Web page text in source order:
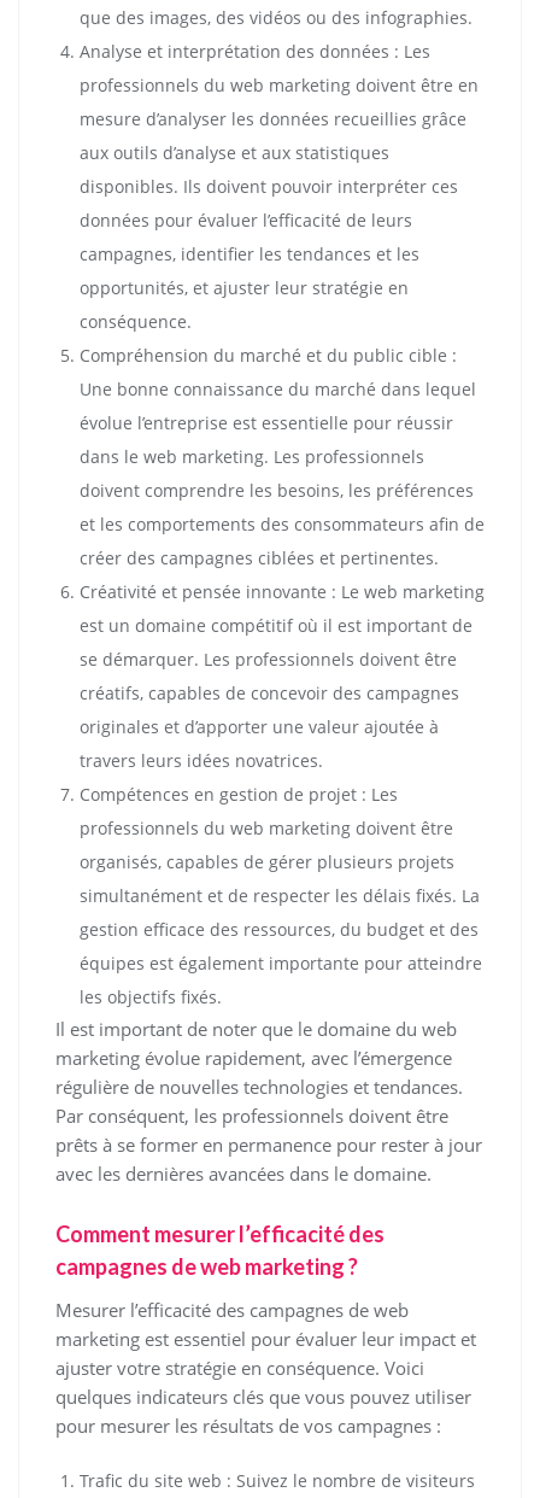
que des images, des vidéos ou des infographies.
Analyse et interprétation des données : Les
professionnels du web marketing doivent être en
mesure d’analyser les données recueillies grâce
aux outils d’analyse et aux statistiques
disponibles. Ils doivent pouvoir interpréter ces
données pour évaluer l’efficacité de leurs
campagnes, identifier les tendances et les
opportunités, et ajuster leur stratégie en
conséquence.
Compréhension du marché et du public cible :
Une bonne connaissance du marché dans lequel
évolue l’entreprise est essentielle pour réussir
dans le web marketing. Les professionnels
doivent comprendre les besoins, les préférences
et les comportements des consommateurs afin de
créer des campagnes ciblées et pertinentes.
Créativité et pensée innovante : Le web marketing
est un domaine compétitif où il est important de
se démarquer. Les professionnels doivent être
créatifs, capables de concevoir des campagnes
originales et d’apporter une valeur ajoutée à
travers leurs idées novatrices.
Compétences en gestion de projet : Les
professionnels du web marketing doivent être
organisés, capables de gérer plusieurs projets
simultanément et de respecter les délais fixés. La
gestion efficace des ressources, du budget et des
équipes est également importante pour atteindre
les objectifs fixés.
Il est important de noter que le domaine du web
marketing évolue rapidement, avec l’émergence
régulière de nouvelles technologies et tendances.
Par conséquent, les professionnels doivent être
prêts à se former en permanence pour rester à jour
avec les dernières avancées dans le domaine.
Comment mesurer l’efficacité des
campagnes de web marketing ?
Mesurer l’efficacité des campagnes de web
marketing est essentiel pour évaluer leur impact et
ajuster votre stratégie en conséquence. Voici
quelques indicateurs clés que vous pouvez utiliser
pour mesurer les résultats de vos campagnes :
Trafic du site web : Suivez le nombre de visiteurs